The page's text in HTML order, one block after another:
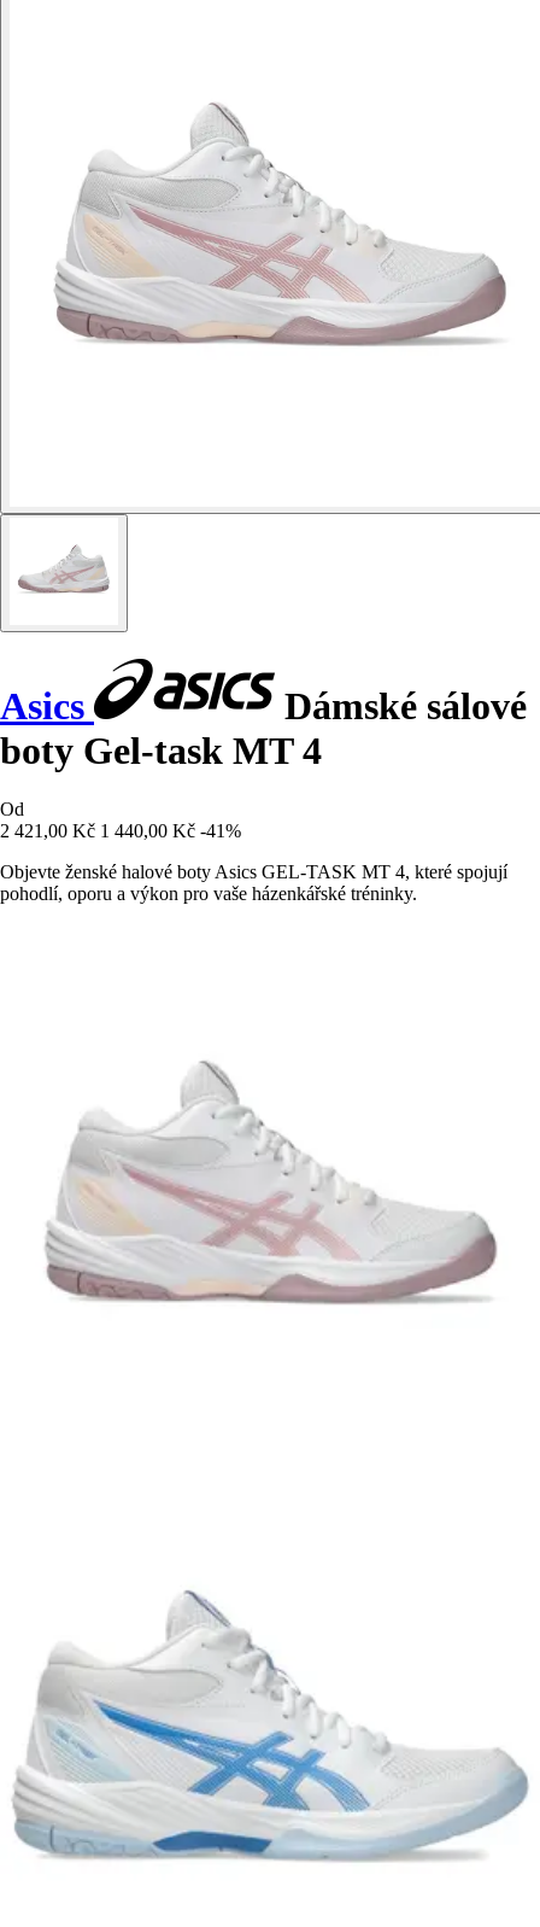
Asics
Dámské sálové
boty Gel-task MT 4
Od
2 421,00 Kč 1 440,00 Kč -41%
Objevte ženské halové boty Asics GEL-TASK MT 4, které spojují
pohodlí, oporu a výkon pro vaše házenkářské tréninky.